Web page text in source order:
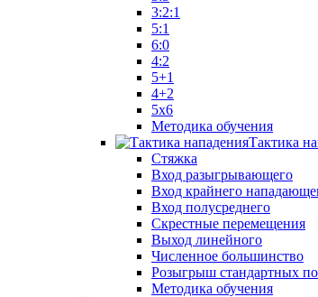
3:2:1
5:1
6:0
4:2
5+1
4+2
5x6
Методика обучения
Тактика
Стяжка
Вход разыгрывающего
Вход крайнего
Вход полусреднего
Скрестные перемещения
Выход линейного
Численное большинство
Розыгрыш стандартных
Методика обучения